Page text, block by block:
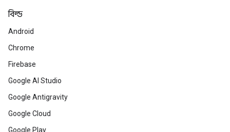
বিল্ড
Android
Chrome
Firebase
Google AI Studio
Google Antigravity
Google Cloud
Google Play